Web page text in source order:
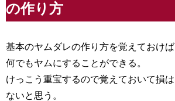
の作り方
基本のヤムダレの作り方を覚えておけば
何でもヤムにすることができる。
けっこう重宝するので覚えておいて損は
ないと思う。